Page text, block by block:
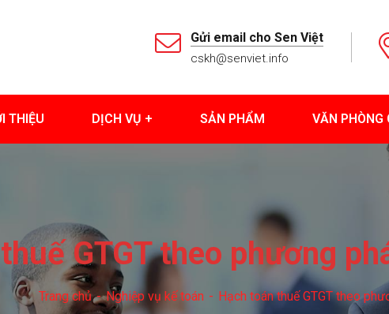
Gửi email cho Sen Việt
cskh@senviet.info
THIỆU DỊCH VỤ SẢN PHẨM VĂN PHÒNG
GTGT theo phương
Trang chủ Nghiệp vụ kế toán Hạch toán thuế GTGT theo